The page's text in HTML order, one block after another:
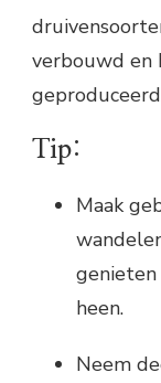
verbouwd en
Tip:
Maak
heen.
Neem